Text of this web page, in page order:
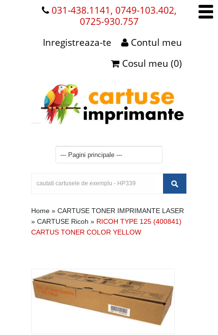
031-438.1141, 0749-103.402,
0725-930.757
Contul meu
Inregistreaza-te
Cosul meu (0)
Home » CARTUSE TONER IMPRIMANTE LASER
» CARTUSE Ricoh » RICOH TYPE 125 (400841)
CARTUS TONER COLOR YELLOW